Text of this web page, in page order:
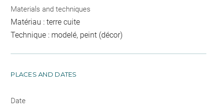
Materials and techniques
Matériau : terre cuite
Technique : modelé, peint (décor)
PLACES AND DATES
Date